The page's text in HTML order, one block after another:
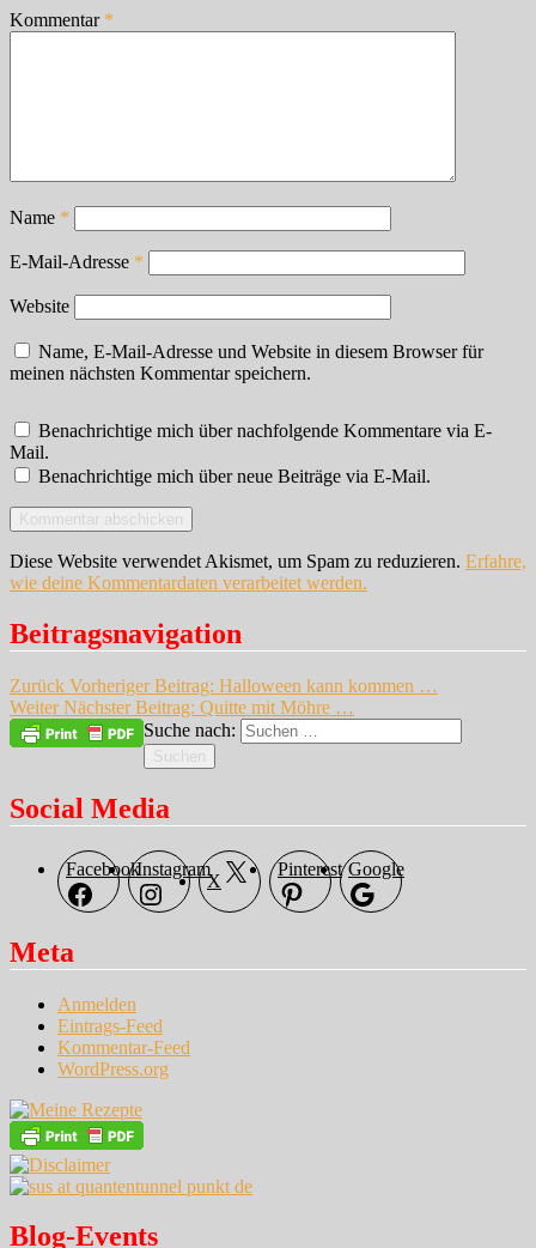
Kommentar *
Name *
E-Mail-Adresse *
Website
Name, E-Mail-Adresse und Website in diesem Browser für
meinen nächsten Kommentar speichern.
Benachrichtige mich über nachfolgende Kommentare via E-
Mail.
Benachrichtige mich über neue Beiträge via E-Mail.
Diese Website verwendet Akismet, um Spam zu reduzieren. Erfahre,
wie deine Kommentardaten verarbeitet werden.
Beitragsnavigation
Zurück Vorheriger Beitrag: Halloween kann kommen …
Weiter Nächster Beitrag: Quitte mit Möhre …
Suche nach:
Suchen
Social Media
FacebookInstagram
X
Pinterest Google
Meta
Anmelden
Eintrags-Feed
Kommentar-Feed
WordPress.org
Blog-Events